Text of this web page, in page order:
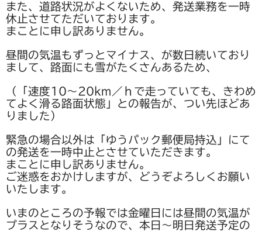
白磁動物豆皿
豆鉢
ブローチ
波佐見焼
同梱におすすめ
商品一覧
お支払方法・配送方法・送料について
会員ログインページ
また、道路状況がよくないため、発送業務を一時
休止させてただいております。
まことに申し訳ありません。
昼間の気温もずっとマイナス、が数日続いており
まして、路面にも雪がたくさんあるため、
（「速度10～20km／ｈで走っていても、きわめ
てよく滑る路面状態」との報告が、つい先ほどあ
りました）
緊急の場合以外は「ゆうパック郵便局持込」にて
の発送を一時中止とさせていただきます。
まことに申し訳ありません。
ご迷惑をおかけしますが、どうぞよろしくお願い
いたします。
いまのところの予報では金曜日には昼間の気温が
プラスとなりそうなので、本日～明日発送予定の